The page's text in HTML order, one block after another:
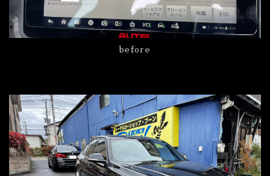
before